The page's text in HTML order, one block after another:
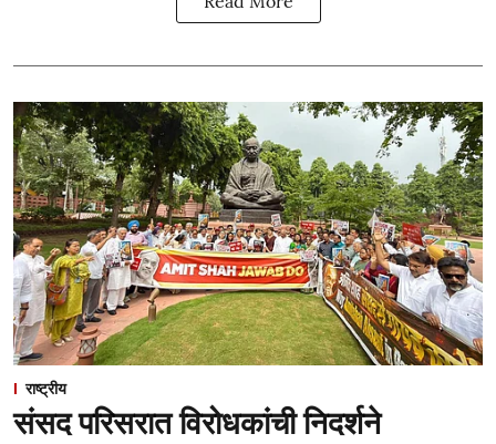
राष्ट्रीय
संसद परिसरात विरोधकांची निदर्शने